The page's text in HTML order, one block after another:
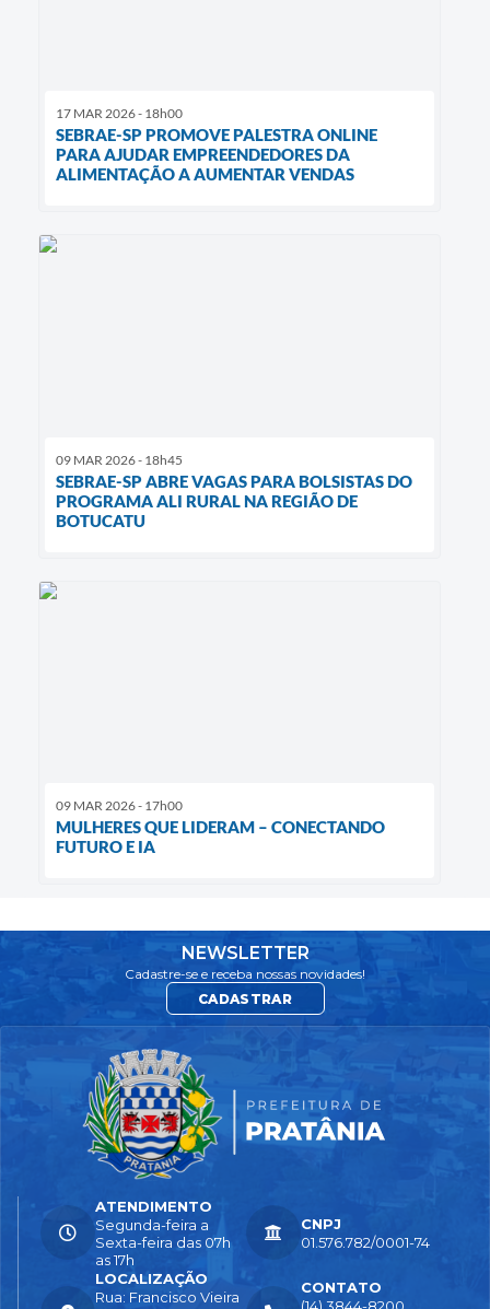
17 MAR 2026 - 18h00
SEBRAE-SP PROMOVE PALESTRA ONLINE
PARA AJUDAR EMPREENDEDORES DA
ALIMENTAÇÃO A AUMENTAR VENDAS
09 MAR 2026 - 18h45
SEBRAE-SP ABRE VAGAS PARA BOLSISTAS DO
PROGRAMA ALI RURAL NA REGIÃO DE
BOTUCATU
09 MAR 2026 - 17h00
MULHERES QUE LIDERAM – CONECTANDO
FUTURO E IA
NEWSLETTER
Cadastre-se e receba nossas novidades!
CADASTRAR
LOCALIZAÇÃO
Rua: Francisco Vieira
CONTATO
ATENDIMENTO
Segunda-feira a
Sexta-feira das 07h
as 17h
CNPJ
01.576.782/0001-74